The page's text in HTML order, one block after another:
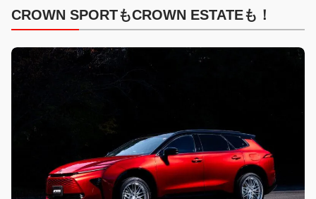
CROWN SPORTもCROWN ESTATEも！